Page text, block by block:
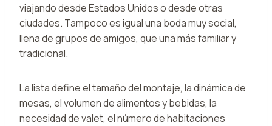
viajando desde Estados Unidos o desde otras
ciudades. Tampoco es igual una boda muy social,
llena de grupos de amigos, que una más familiar y
tradicional.
La lista define el tamaño del montaje, la dinámica de
mesas, el volumen de alimentos y bebidas, la
necesidad de valet, el número de habitaciones